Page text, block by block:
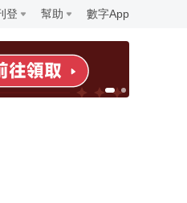
登 幫助 數字App